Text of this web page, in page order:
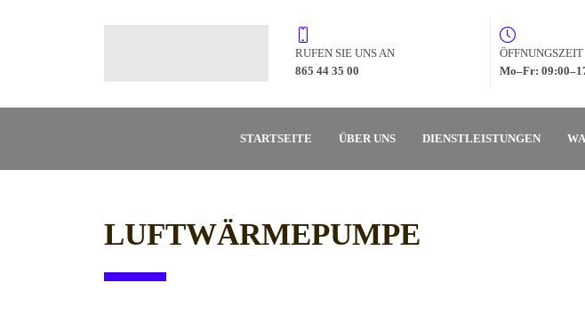
RUFEN SIE UNS AN
865 44 35 00
ÖFFNUNGSZEIT
Mo–Fr:
STARTSEITE ÜBER UNS DIENSTLEISTUNGEN
LUFTWÄRMEPUMPE